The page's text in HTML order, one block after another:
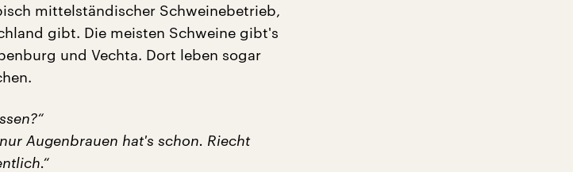
mittelständischer Schweinebetrieb,
gibt. Die meisten Schweine gibt's
und Vechta. Dort leben sogar
Augenbrauen hat's schon. Riecht